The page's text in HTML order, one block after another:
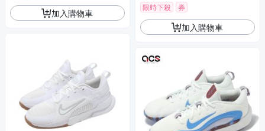
加入購物車
限時下殺
券
加入購物車